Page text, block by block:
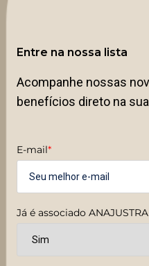
Entre na nossa lista
Acompanhe nossas
benefícios direto na
E-mail*
Já é associado